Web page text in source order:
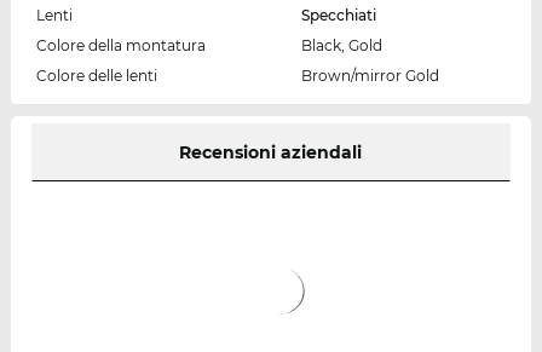
Lenti
Specchiati
Colore della montatura
Black, Gold
Colore delle lenti
Brown/mirror Gold
Recensioni aziendali